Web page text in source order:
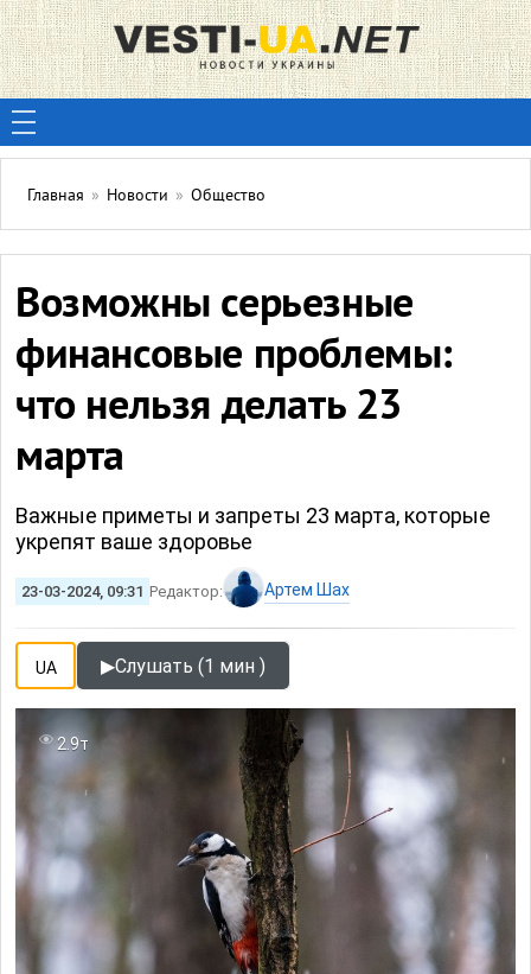
Главная » Новости » Общество
Возможны серьезные
финансовые проблемы:
что нельзя делать 23
марта
Важные приметы и запреты 23 марта, которые
укрепят ваше здоровье
23-03-2024, 09:31 Редактор: Артем Шах
UA ▶Слушать (1 мин )
2.9т